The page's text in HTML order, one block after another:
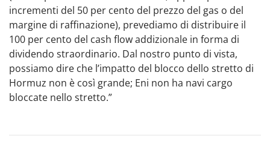
incrementi del 50 per cento del prezzo del gas o del
margine di raffinazione), prevediamo di distribuire il
100 per cento del cash flow addizionale in forma di
dividendo straordinario. Dal nostro punto di vista,
possiamo dire che l’impatto del blocco dello stretto di
Hormuz non è così grande; Eni non ha navi cargo
bloccate nello stretto.”